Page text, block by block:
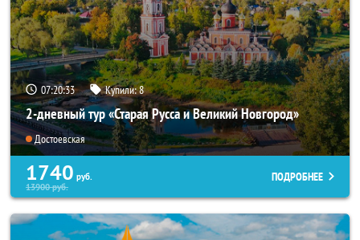
07:20:31 Купили:8
2-дневный тур «Старая Русса и Великий Новгород»
Достоевская
1740 руб.
13900руб.
ПОДРОБНЕЕ